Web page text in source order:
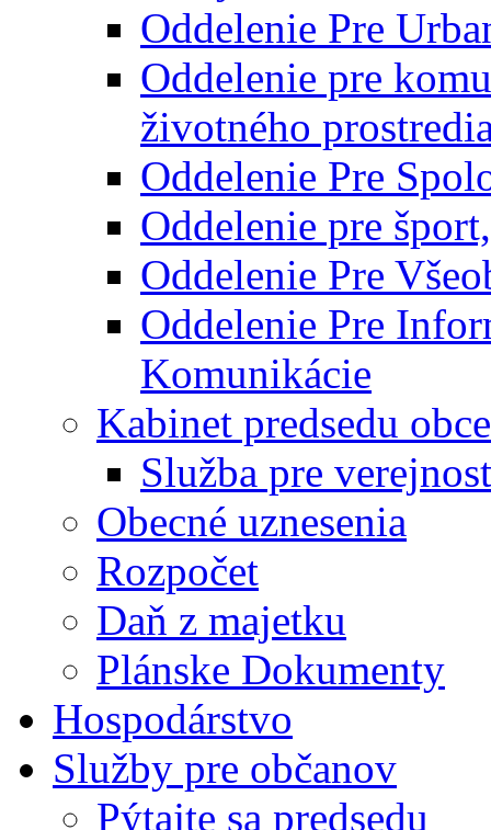
Oddelenie Pre
Oddelenie pre
životného
Oddelenie Pre
Oddelenie pre
Oddelenie Pre
Oddelenie Pre
Komunikácie
Kabinet predsedu obce
Služba pre
Obecné uznesenia
Rozpočet
Daň z majetku
Plánske Dokumenty
Hospodárstvo
Služby pre občanov
Pýtajte sa predsedu